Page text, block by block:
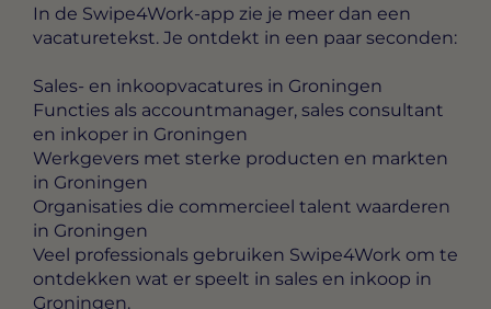
In de Swipe4Work-app zie je meer dan een
vacaturetekst. Je ontdekt in een paar seconden:
Sales- en inkoopvacatures in Groningen
Functies als accountmanager, sales consultant
en inkoper in Groningen
Werkgevers met sterke producten en markten
in Groningen
Organisaties die commercieel talent waarderen
in Groningen
Veel professionals gebruiken Swipe4Work om te
ontdekken wat er speelt in sales en inkoop in
Groningen.